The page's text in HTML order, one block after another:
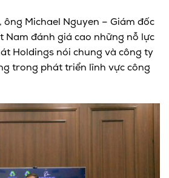
ông Michael Nguyen – Giám đốc
Nam đánh giá cao những nỗ lực
Holdings nói chung và công ty
trong phát triển lĩnh vực công